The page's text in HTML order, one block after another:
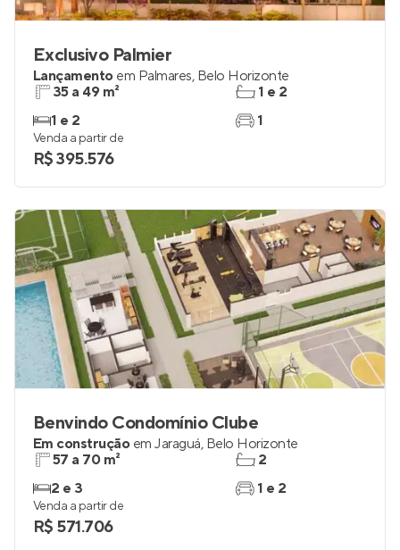
Exclusivo Palmier
Lançamento em Palmares, Belo Horizonte
35 a 49 m²
1 e 2
1 e 2
1
Venda a partir de
R$ 395.576
Benvindo Condomínio Clube
Em construção em Jaraguá, Belo Horizonte
57 a 70 m²
2 e 3
2
1 e 2
Venda a partir de
R$ 571.706